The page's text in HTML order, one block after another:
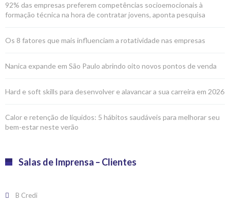
92% das empresas preferem competências socioemocionais à
formação técnica na hora de contratar jovens, aponta pesquisa
Os 8 fatores que mais influenciam a rotatividade nas empresas
Nanica expande em São Paulo abrindo oito novos pontos de venda
Hard e soft skills para desenvolver e alavancar a sua carreira em 2026
Calor e retenção de líquidos: 5 hábitos saudáveis para melhorar seu
bem-estar neste verão
Salas de Imprensa – Clientes
B Credi